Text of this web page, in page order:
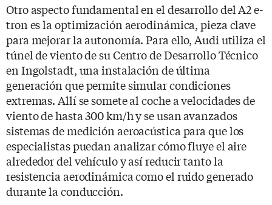
Otro aspecto fundamental en el desarrollo del A2 e-
tron es la optimización aerodinámica, pieza clave
para mejorar la autonomía. Para ello, Audi utiliza el
túnel de viento de su Centro de Desarrollo Técnico
en Ingolstadt, una instalación de última
generación que permite simular condiciones
extremas. Allí se somete al coche a velocidades de
viento de hasta 300 km/h y se usan avanzados
sistemas de medición aeroacústica para que los
especialistas puedan analizar cómo fluye el aire
alrededor del vehículo y así reducir tanto la
resistencia aerodinámica como el ruido generado
durante la conducción.